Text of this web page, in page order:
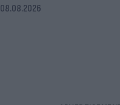
08.08.2026